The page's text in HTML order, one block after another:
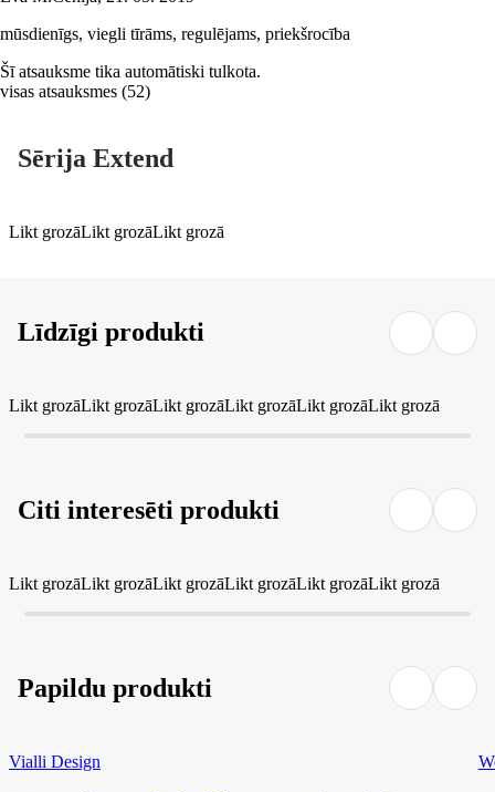
mūsdienīgs, viegli tīrāms, regulējams, priekšrocība
Šī atsauksme tika automātiski tulkota.
visas atsauksmes (52)
Sērija Extend
Likt grozāLikt grozāLikt grozā
Līdzīgi produkti
Likt grozāLikt grozāLikt grozāLikt grozāLikt grozāLikt grozā
Citi interesēti produkti
Likt grozāLikt grozāLikt grozāLikt grozāLikt grozāLikt grozā
Papildu produkti
Vialli Design